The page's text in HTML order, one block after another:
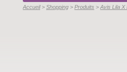
Accueil Shopping Produits Avis Lila X